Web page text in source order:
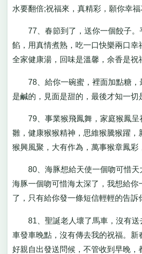
水要翻倍;祝福來，真精彩，願你幸福
77、春節到了，送你一個餃子。
餡，用真情煮熟，吃一口快樂兩口幸
全家健康湯，回味是溫馨，余香是祝
78、給你一碗蜜，裡面加點糖，
是鹹的，見面是甜的，最後才知一切
79、事業猴飛鳳舞，家庭猴鳳呈
雛，健康猴猴精神，思維猴騰猴躍，
猴興風聚，大有作為，萬事猴章鳳彩
80、海豚想給天使一個吻可惜天
海豚一個吻可惜海太深了，我想給你
了，只有給你發一條短信輕輕的告訴
81、聖誕老人壞了馬車，沒有送
車發車晚點，沒有傳去我的祝福。新
好親自出發送問候，不管收到早晚，